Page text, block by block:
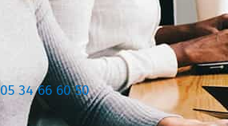
05 34 66 60 50